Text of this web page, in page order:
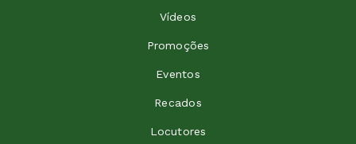
Vídeos
Promoções
Eventos
Recados
Locutores